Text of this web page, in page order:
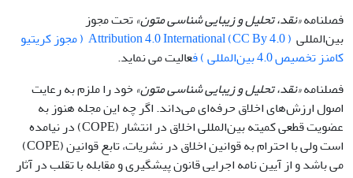
فصلنامه«نقد، تحلیل و زیبایی شناسی متون»تحت مجوز
بین‌المللی
Attribution 4.0 International (CC By 4.0 ) ( مجوز کریتیو
کامنز تخصیص 4.0 بین‌المللی ) ف
عالیت می نماید.
فصلنامه«نقد، تحلیل و زیبایی شناسی متون»خود را ملزم به رعایت
اصول ارزش‌های اخلاق حرفه‌ای می‌داند. اگر چه این مجله هنوز به
عضویت قطعی کمیته بین‌المللی اخلاق در انتشار (COPE) در نیامده
است ولی با احترام به قوانین اخلاق در نشریات، تابع قوانین (COPE)
می باشد و از آیین نامه اجرایی قانون پیشگیری و مقابله با تقلب در آثار